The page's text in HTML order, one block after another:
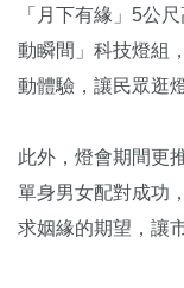
「月下有緣」5公
動瞬間」科技燈組
動體驗，讓民眾逛
此外，燈會期間更
單身男女配對成功
求姻緣的期望，讓